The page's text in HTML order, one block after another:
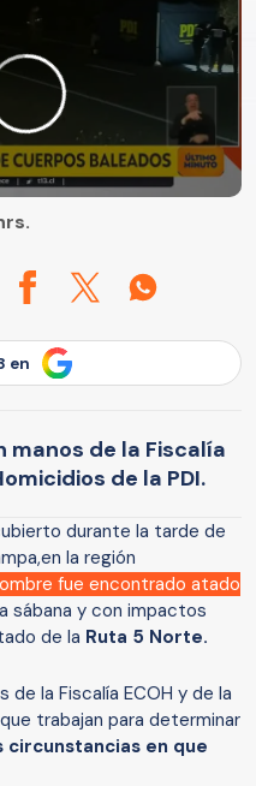
en
manos de la Fiscalía
de la PDI.
durante la tarde de
la región
fue encontrado atado
sábana y con impactos
de la Ruta 5 Norte.
la Fiscalía ECOH y de la
trabajan para determinar
en que